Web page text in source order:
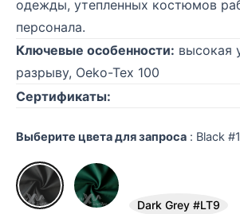
одежды, утепленных костюмов
персонала.
Ключевые особенности: высокая
разрыву, Oeko-Tex 100
Сертификаты:
Выберите цвета для запроса : Black #1
Dark Grey #LT9